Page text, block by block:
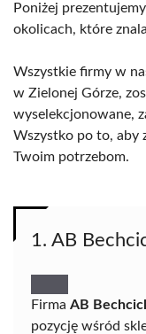
Poniżej
okolicach, które
Wszystkie firmy w
w Zielonej Górze,
wyselekcjonowane,
Wszystko po to, aby
Twoim potrzebom.
1. AB
Firma AB
pozycję wśród